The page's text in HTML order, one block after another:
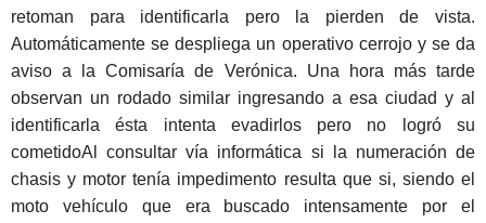
retoman para identificarla pero la pierden de vista.
Automáticamente se despliega un operativo cerrojo y se da
aviso a la Comisaría de Verónica. Una hora más tarde
observan un rodado similar ingresando a esa ciudad y al
identificarla ésta intenta evadirlos pero no logró su
cometidoAl consultar vía informática si la numeración de
chasis y motor tenía impedimento resulta que si, siendo el
moto vehículo que era buscado intensamente por el